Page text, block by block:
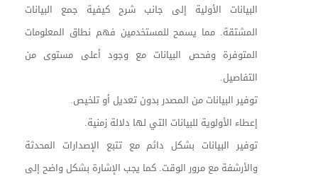
البيانات الأولية إلى جانب شرح كيفية جمع البيانات
المشتقة. مما يسمح للمستخدمين فهم نطاق المعلومات
المتوفرة وفحص البيانات مع وجود أعلى مستوى من
التفاصيل.
توفير البيانات من المصدر بدون تعديل أو تلخيص.
إعطاء الأولوية للبيانات التي لها دلالة زمنية.
توفير البيانات بشكل دائم مع تتبع الإصدارات المحدثة
والأرشفة مع مرور الوقت. كما يجب الإشارة بشكل واضح إلى